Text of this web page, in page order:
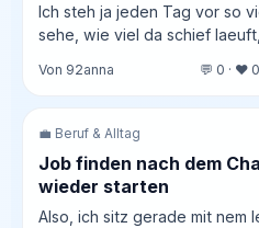
Ich steh ja jeden Tag vor so
sehe, wie viel da schief
Von 92anna 💬 0 · ❤️ 0
💼 Beruf & Alltag
Job finden nach dem
wieder starten
Also, ich sitz gerade mit nem